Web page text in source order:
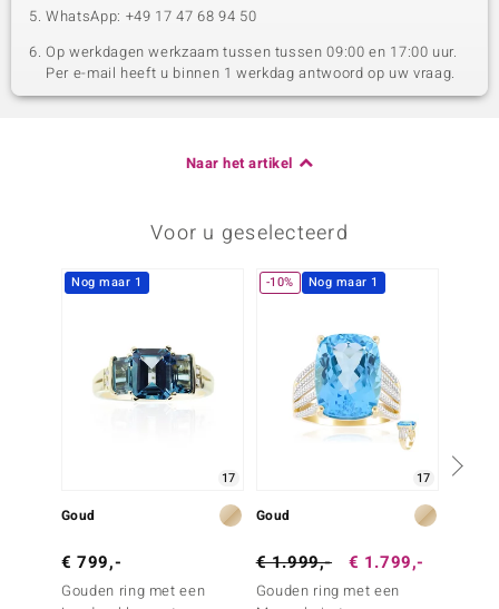
WhatsApp: +49 17 47 68 94 50
Op werkdagen werkzaam tussen tussen 09:00 en 17:00 uur.
Per e-mail heeft u binnen 1 werkdag antwoord op uw vraag.
Naar het artikel
Voor u geselecteerd
Nog maar 1
17
Goud
€ 799,-
Gouden ring met een
-10% Nog maar 1
17
Goud
€ 1.999,- € 1.799,-
Gouden ring met een